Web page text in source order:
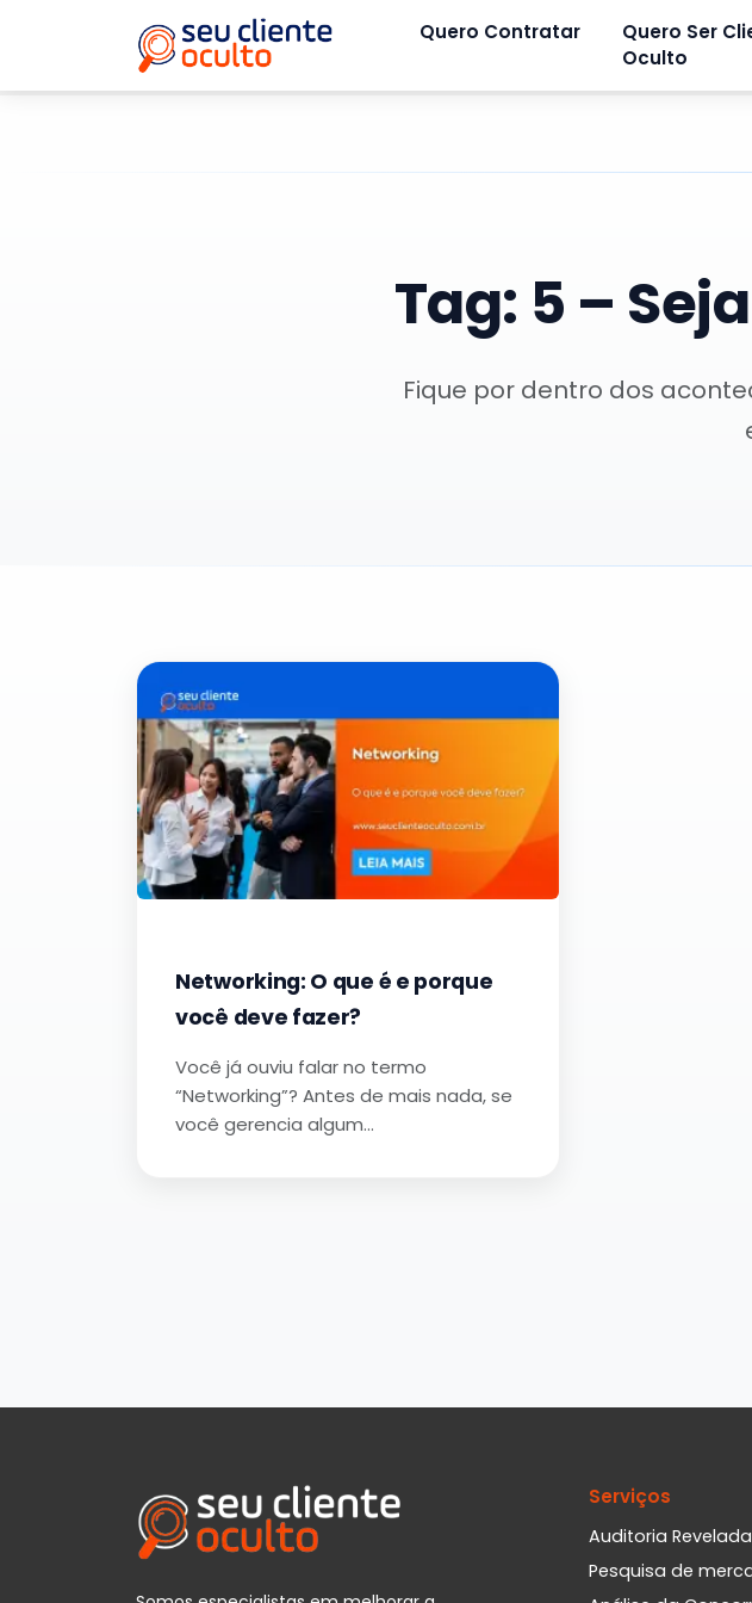
Quero Contratar
Quero Ser
Oculto
Tag: 5 –
Fique por dentro dos
Networking: O que é e porque
você deve fazer?
Você já ouviu falar no termo
“Networking”? Antes de mais nada, se
você gerencia algum…
Serviços
Auditoria Revelada
Pesquisa de